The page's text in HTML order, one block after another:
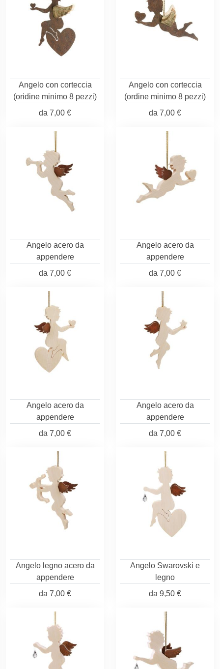
Angelo con corteccia
(oridine minimo 8 pezzi)
da 7,00 €
Angelo con corteccia
(ordine minimo 8 pezzi)
da 7,00 €
Angelo acero da
appendere
da 7,00 €
Angelo acero da
appendere
da 7,00 €
Angelo acero da
appendere
da 7,00 €
Angelo acero da
appendere
da 7,00 €
Angelo legno acero da
appendere
da 7,00 €
Angelo Swarovski e
legno
da 9,50 €